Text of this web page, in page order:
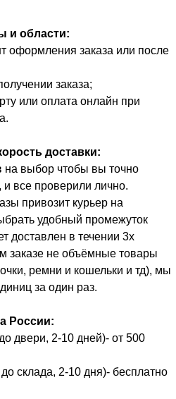
и области:
оформления заказа или после
заказа;
или оплата онлайн при
доставки:
на выбор чтобы вы точно
все проверили лично.
привозит курьер на
удобный промежуток
доставлен в течении 3х
заказе не объёмные товары
ремни и кошельки и тд), мы
за один раз.
России:
двери, 2-10 дней)- от 500
склада, 2-10 дня)- бесплатно